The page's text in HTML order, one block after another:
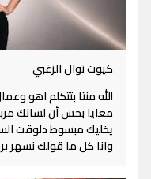
كيوت نوال الزغبي
الله منتا بتتكلم اهو
معايا بحس أن لسانك
يخليك مبسوط دلوقت
وانا كل ما قولك نسهر